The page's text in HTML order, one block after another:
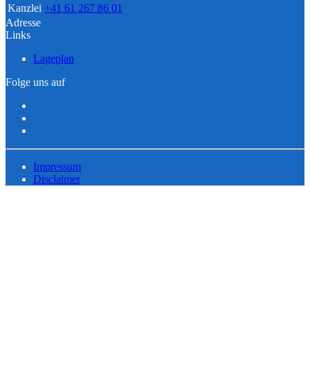
Kanzlei +41 61 267 86 01
Adresse
Links
Lageplan
Folge uns auf
Impressum
Disclaimer